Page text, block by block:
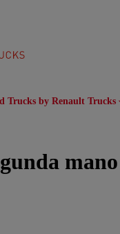
submenu
Trucks by Renault Trucks
mano